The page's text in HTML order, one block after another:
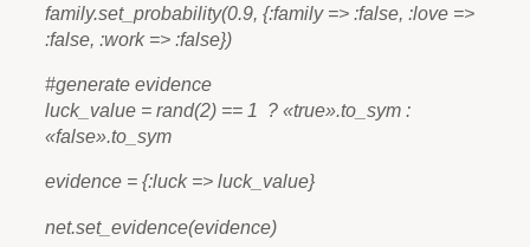
family.set_probability(0.9, {:family => :false, :love =>
:false, :work => :false})
#generate evidence
luck_value = rand(2) == 1 ? «true».to_sym :
«false».to_sym
evidence = {:luck => luck_value}
net.set_evidence(evidence)